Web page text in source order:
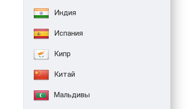
Индия
Испания
Кипр
Китай
Мальдивы